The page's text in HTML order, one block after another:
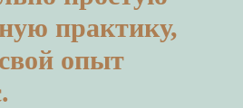
практику,
опыт